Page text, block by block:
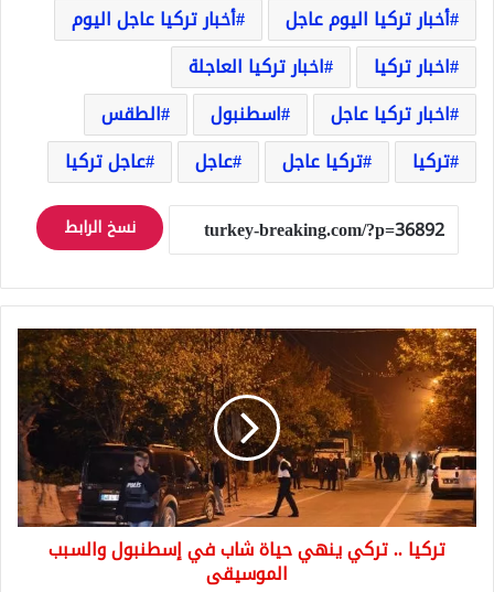
أخبار تركيا اليوم عاجل
أخبار تركيا عاجل اليوم
اخبار تركيا
اخبار تركيا العاجلة
اخبار تركيا عاجل
اسطنبول
الطقس
تركيا
تركيا عاجل عاجل عاجل تركيا
نسخ الرابط
تركيا
..
تركي
ينهي
حياة
شاب
في
إسطنبول
والسبب
الموسيقى
تركيا .. تركي ينهي حياة شاب في إسطنبول والسبب
الموسيقى